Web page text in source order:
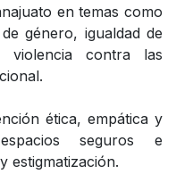
en temas como
género, igualdad de
violencia contra las
ética, empática y
seguros e
estigmatización.